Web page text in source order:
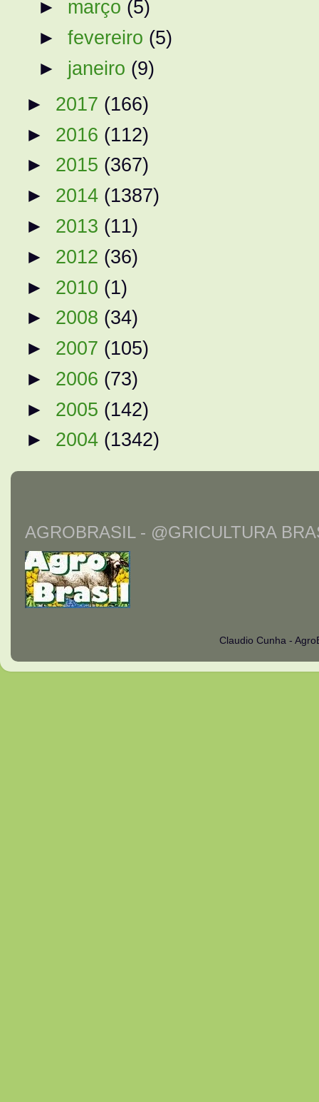
► março (5)
►fevereiro (5)
► janeiro (9)
► 2017 (166)
► 2016 (112)
► 2015 (367)
► 2014 (1387)
► 2013 (11)
► 2012 (36)
► 2010 (1)
► 2008 (34)
► 2007 (105)
► 2006 (73)
► 2005 (142)
► 2004 (1342)
AGROBRASIL - @GRICULTURA
Claudio Cunha -